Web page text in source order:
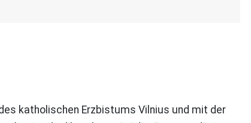
katholischen Erzbistums Vilnius und mit der